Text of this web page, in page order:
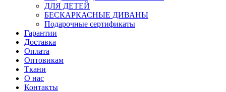
ДЛЯ ДЕТЕЙ
БЕСКАРКАСНЫЕ ДИВАНЫ
Подарочные сертификаты
Гарантии
Доставка
Оплата
Оптовикам
Ткани
О нас
Контакты